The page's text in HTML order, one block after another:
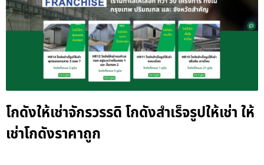
โกดังให้เช่าจักรวรรดิ โกดังสำเร็จรูปให้เช่า ให้
เช่าโกดังราคาถูก